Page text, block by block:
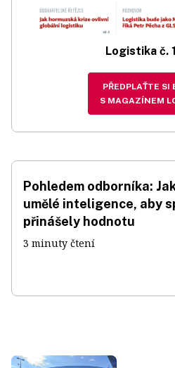
Logistika č.
PŘEDPLAŤTE SI
S MAGAZÍNEM
Pohledem odborníka:
umělé inteligence, aby
přinášely hodnotu
3 minuty čtení